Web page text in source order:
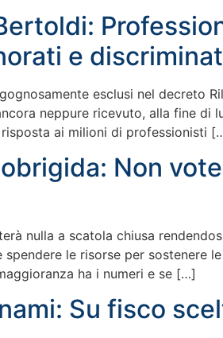
e
esclusi nel decreto
neppure ricevuto, alla fine di
ai milioni di professionisti
Non
nulla a scatola chiusa
spendere le risorse per sostenere
ha i numeri e se […]
Su fisco